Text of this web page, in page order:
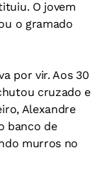
O jovem
o gramado
por vir. Aos 30
cruzado e
Alexandre
banco de
murros no